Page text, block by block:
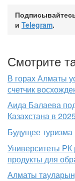
и Telegram.
Смотрите
В горах Алматы
счетчик
Аида Балаева
Казахстана в
Будущее
Университеты
продукты для
Алматы